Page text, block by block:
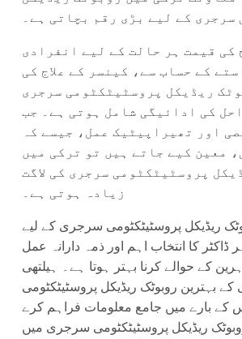
سرجری کے لیے بڑی رقم بچاتی ہے۔
کی قیمت ہر حالت کے لیے انفرادی
کے حساب سے، کینسر کے علاج کی
ریڈیکل پروسٹیٹکٹومی سرجری
کی ادائیگی شامل ہوتی ہے۔ جب
اور تھیراپیٹیک عمل، جیسے کہ
معین کیے جاتے ہیں تو ترکی میں
پروسٹیٹکٹومی سرجری کی لاگت
زیادہ ہوتی ہے۔
ریڈیکل پروسٹیٹکٹومی سرجری کے لیے
ڈاکٹر کا انتخاب اہم اور ذمہ دارانہ عمل
کے حوالے کرنا بہتر ہوتا ہے۔ ہیلتھی
بہترین روبوٹک ریڈیکل پروسٹیٹکٹومی
کے بارے میں جامع معلومات فراہم کرے
ریڈیکل پروسٹیٹکٹومی سرجری میں